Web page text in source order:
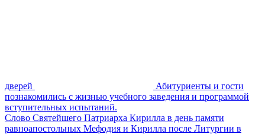
дверей
Абитуриенты и гости
познакомились с жизнью учебного заведения и программой
вступительных испытаний.
Слово Святейшего Патриарха Кирилла в день памяти
равноапостольных Мефодия и Кирилла после Литургии в